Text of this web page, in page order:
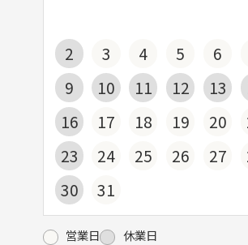
2
3 4 5 6
9
10 11 12 13
16
17 18 19 20
23
24 25 26 27
30
31
営業日
休業日